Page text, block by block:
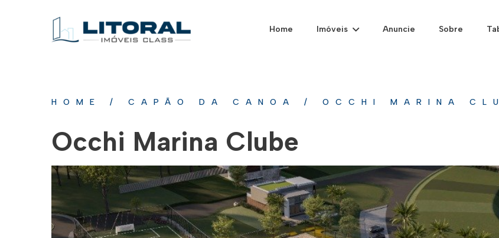
Home Imóveis Anuncie Sobre
HOME / CAPÃO DA CANOA / OCCHI MARINA
Occhi Marina Clube